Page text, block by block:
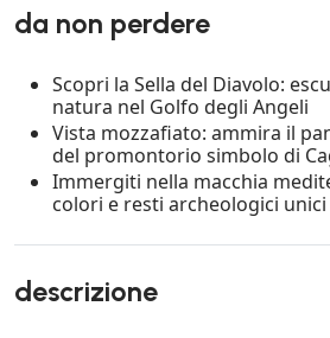
da non perdere
Scopri la Sella del Diavolo:
natura nel Golfo degli Angeli
Vista mozzafiato: ammira il
del promontorio simbolo di
Immergiti nella macchia
colori e resti archeologici unici
descrizione